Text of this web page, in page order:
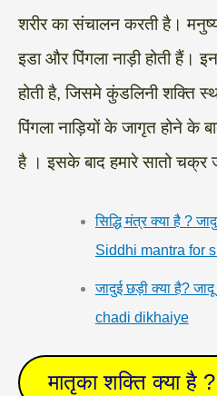
शरीर का संचालन करती है।
इडा और पिंगला नाड़ी होती हैं।
होती है, जिसमे कुंडलिनी शक्ति
पिंगला नाड़ियों के जागृत होने के
है । इसके बाद हमारे सातो चक्र
सिद्धि मंत्र क्या है ?
Siddhi mantra for
जादुई छड़ी क्या है?
chadi dikhaiye
मातृका शक्ति क्या है ?